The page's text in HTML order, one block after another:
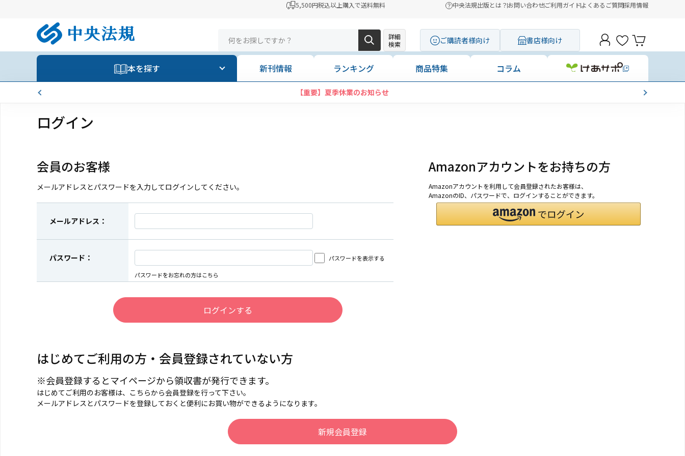
5,500円税込以上購入で送料無料 中央法規出版とは？お問い合わせご利用ガイドよくあるご質問採用情報
詳細
検索
ご購読者様向け 書店様向け
本を探す 新刊情報 ランキング 商品特集 コラム
【重要】夏季休業のお知らせ
ログイン
会員のお客様
メールアドレスとパスワードを入力してログインしてください。
メールアドレス：
パスワード： パスワードを表示する
パスワードをお忘れの方はこちら
Amazonアカウントをお持ちの方
Amazonアカウントを利用して会員登録されたお客様は、
AmazonのID、パスワードで、ログインすることができます。
はじめてご利用の方・会員登録されていない方
※会員登録するとマイページから領収書が発行できます。
はじめてご利用のお客様は、こちらから会員登録を行って下さい。
メールアドレスとパスワードを登録しておくと便利にお買い物ができるようになります。